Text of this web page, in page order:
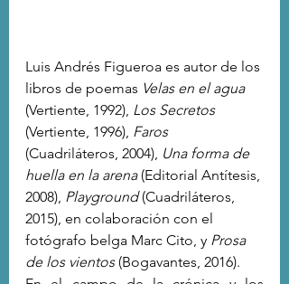
Luis Andrés Figueroa es autor de los
libros de poemas Velas en el agua
(Vertiente, 1992), Los Secretos
(Vertiente, 1996), Faros
(Cuadriláteros, 2004), Una forma de
huella en la arena (Editorial Antítesis,
2008), Playground (Cuadriláteros,
2015), en colaboración con el
fotógrafo belga Marc Cito, y Prosa
de los vientos (Bogavantes, 2016).